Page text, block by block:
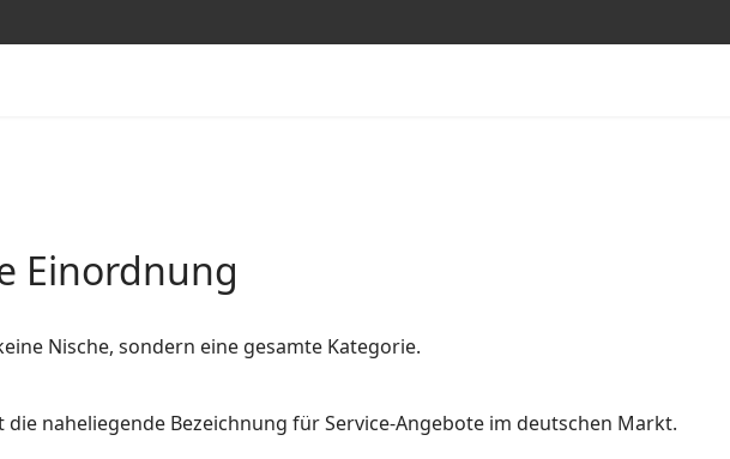
Einordnung
Nische, sondern eine gesamte Kategorie.
die naheliegende Bezeichnung für Service-Angebote im deutschen Markt.